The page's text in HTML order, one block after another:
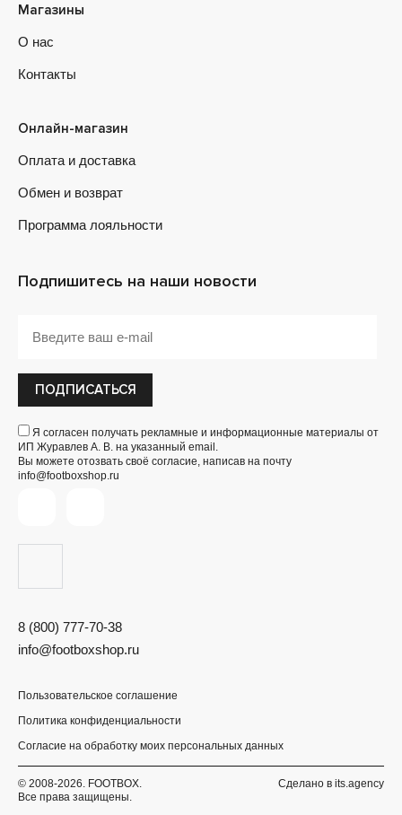
8 (800) 777-70-38
info@footboxshop.ru
Магазины
О нас
Контакты
Онлайн-магазин
Оплата и доставка
Обмен и возврат
Программа лояльности
Подпишитесь на наши новости
ПОДПИСАТЬСЯ
Я согласен получать рекламные и информационные материалы от
ИП Журавлев А. В. на указанный email.
Вы можете отозвать своё согласие, написав на почту
info@footboxshop.ru
Пользовательское соглашение
Политика конфиденциальности
Согласие на обработку моих персональных данных
© 2008-2026. FOOTBOX.
Все права защищены.
Сделано в its.agency